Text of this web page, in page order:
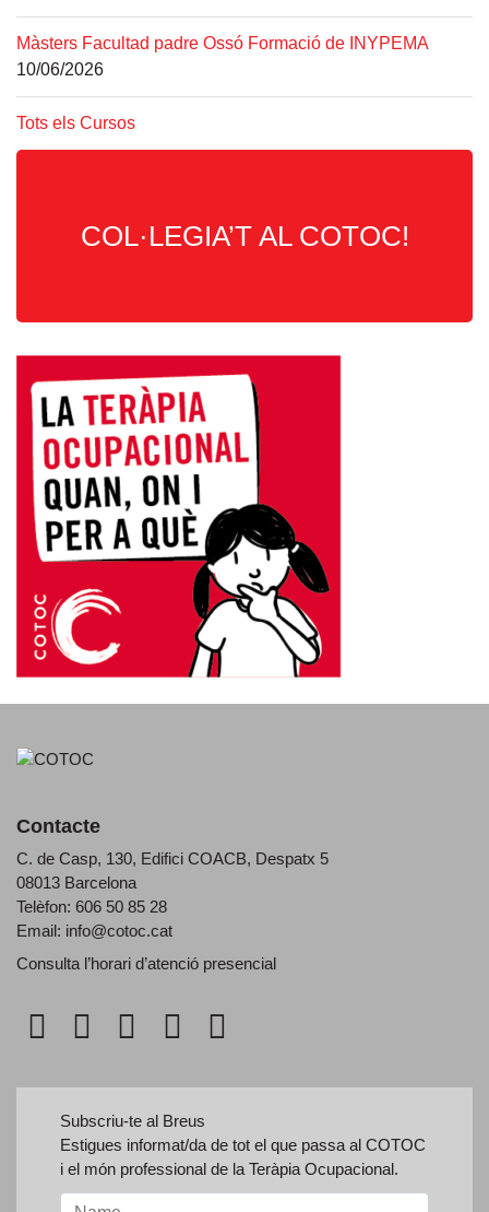
Màsters Facultad padre Ossó Formació de INYPEMA
10/06/2026
Tots els Cursos
COL·LEGIA’T AL COTOC!
Contacte
C. de Casp, 130, Edifici COACB, Despatx 5
08013 Barcelona
Telèfon: 606 50 85 28
Email: info@cotoc.cat
Consulta l’horari d’atenció presencial
Subscriu-te al Breus
Estigues informat/da de tot el que passa al COTOC
i el món professional de la Teràpia Ocupacional.